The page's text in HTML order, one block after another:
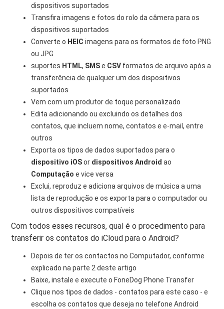
dispositivos suportados
Transfira imagens e fotos do rolo da câmera para os
dispositivos suportados
Converte o HEICimagens para os formatos de foto PNG
ou JPG
suportes HTML, SMSe CSV formatos de arquivo após a
transferência de qualquer um dos dispositivos
suportados
Vem com um produtor de toque personalizado
Edita adicionando ou excluindo os detalhes dos
contatos, que incluem nome, contatos e e-mail, entre
outros
Exporta os tipos de dados suportados para o
dispositivo iOSor dispositivos Androidao
Computaçãoe vice versa
Exclui, reproduz e adiciona arquivos de música a uma
lista de reprodução e os exporta para o computador ou
outros dispositivos compatíveis
Com todos esses recursos, qual é o procedimento para
transferir os contatos do iCloud para o Android?
Depois de ter os contactos no Computador, conforme
explicado na parte 2 deste artigo
Baixe, instale e execute o FoneDog Phone Transfer
Clique nos tipos de dados - contatos para este caso - e
escolha os contatos que deseja no telefone Android